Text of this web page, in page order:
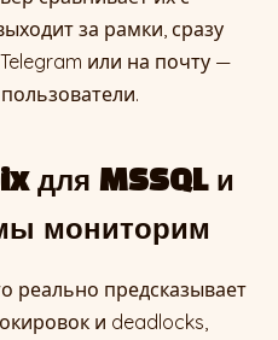
за рамки, сразу
или на почту —
для MSSQL и
мониторим
реально предсказывает
и deadlocks,